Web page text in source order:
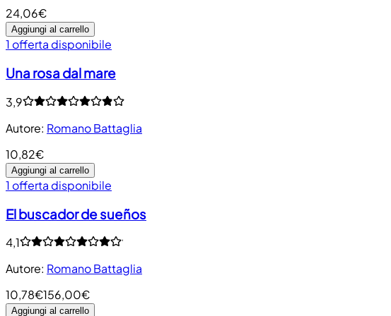
24,06€
Aggiungi al carrello
1 offerta disponibile
Una rosa dal mare
3,9
Autore: Romano Battaglia
10,82€
Aggiungi al carrello
1 offerta disponibile
El buscador de sueños
4,1
Autore: Romano Battaglia
10,78€156,00€
Aggiungi al carrello